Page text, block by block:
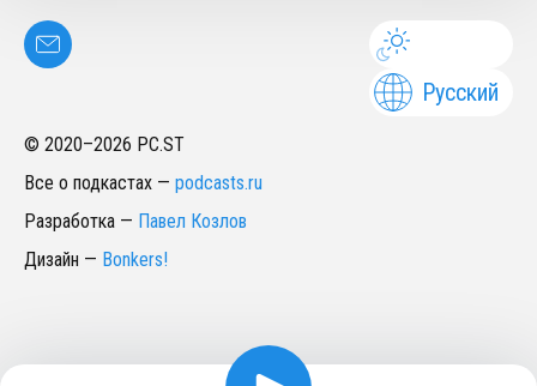
Русский
© 2020–2026 PC.ST
Все о подкастах — podcasts.ru
Разработка — Павел Козлов
Дизайн — Bonkers!